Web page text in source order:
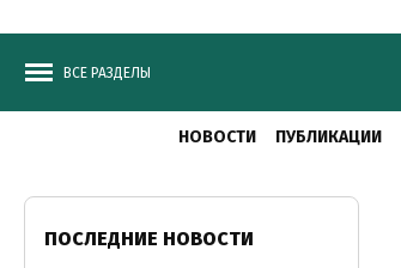
ВСЕ РАЗДЕЛЫ
НОВОСТИ ПУБЛИКАЦИИ
ПОСЛЕДНИЕ НОВОСТИ